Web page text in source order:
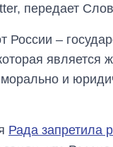
передает
–
является
и
Рада запретила